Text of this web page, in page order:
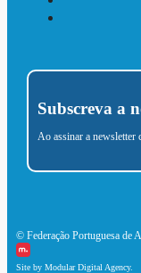
Subscreva a
Ao assinar a newsletter
© Federação Portuguesa de
Site by Modular Digital Agency.